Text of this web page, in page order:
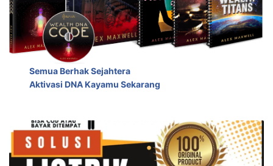
Semua Berhak Sejahtera
Aktivasi DNA Kayamu Sekarang